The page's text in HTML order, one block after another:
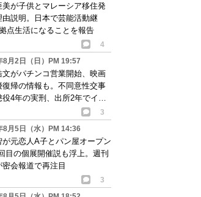
美が子供とマレーシア移住発
由説明。日本で芸能活動継
点生活になることを報告
4
8月2日（日）PM 19:57
文がパチンコ営業開始、映画
復帰の情報も。不同意性交事
4年の実刑、出所2年でイベ
3
8月5日（水）PM 14:36
が元恋人A子とパン屋オープン
目の個展開催説も浮上。週刊
密会報道で再注目
3